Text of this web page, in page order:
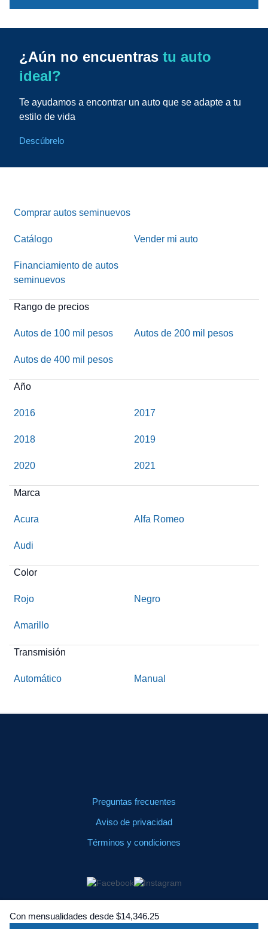
Con mensualidades desde $14,346.25
¿Aún no encuentras tu auto
ideal?
Te ayudamos a encontrar un auto que se adapte a tu
estilo de vida
Descúbrelo
Comprar autos seminuevos
Catálogo Vender mi auto
Financiamiento de autos
seminuevos
Rango de precios
Autos de 100 mil pesos Autos de 200 mil pesos
Autos de 400 mil pesos
Año
2016 2017
2018 2019
2020 2021
Marca
Acura Alfa Romeo
Audi
Color
Rojo Negro
Amarillo
Transmisión
Automático Manual
Preguntas frecuentes
Aviso de privacidad
Términos y condiciones
de la Reforma Número 510, Colonia Juárez, Alcaldía
Cuauhtémoc, Código Postal 06600, CDMX